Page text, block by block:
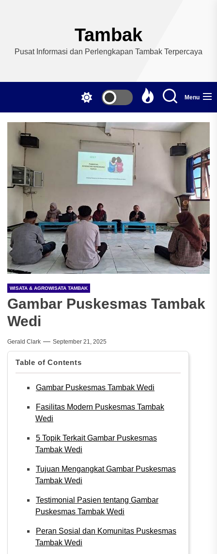
Tambak
Pusat Informasi dan Perlengkapan Tambak Terpercaya
Menu
WISATA & AGROWISATA TAMBAK
Gambar Puskesmas Tambak
Wedi
Gerald Clark September 21, 2025
Table of Contents
Gambar Puskesmas Tambak Wedi
Fasilitas Modern Puskesmas Tambak
Wedi
5 Topik Terkait Gambar Puskesmas
Tambak Wedi
Tujuan Mengangkat Gambar Puskesmas
Tambak Wedi
Testimonial Pasien tentang Gambar
Puskesmas Tambak Wedi
Peran Sosial dan Komunitas Puskesmas
Tambak Wedi